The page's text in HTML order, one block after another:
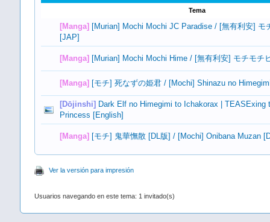
Tema
[Manga] [Murian] Mochi Mochi JC Paradise / [無有利安] モ
[JAP]
[Manga] [Murian] Mochi Mochi Hime / [無有利安] モチモチ
[Manga] [モチ] 死なずの姫君 / [Mochi] Shinazu no
[Dōjinshi] Dark Elf no Himegimi to Ichakorax | TEASExing
Princess [English]
[Manga] [モチ] 鬼華憮散 [DL版] / [Mochi] Onibana Muzan
Ver la versión para impresión
Usuarios navegando en este tema: 1 invitado(s)